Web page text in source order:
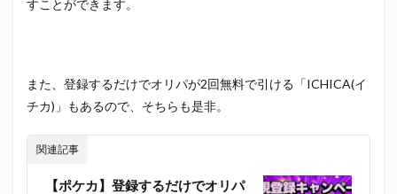
すことができます。
また、登録するだけでオリパが2回無料で引ける「ICHICA(イ
チカ)」もあるので、そちらも是非。
関連記事
【ポケカ】登録するだけでオリパ